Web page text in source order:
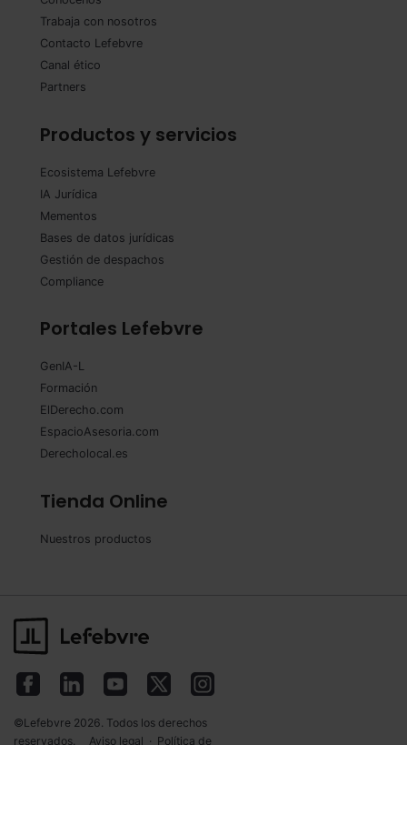
Trabaja con nosotros
Contacto Lefebvre
Canal ético
Partners
Productos y servicios
Ecosistema Lefebvre
IA Jurídica
Mementos
Bases de datos jurídicas
Gestión de despachos
Compliance
Portales Lefebvre
GenIA-L
Formación
ElDerecho.com
EspacioAsesoria.com
Derecholocal.es
Tienda Online
Nuestros productos
©Lefebvre 2026. Todos los derechos
reservados.
Aviso legal · Política de